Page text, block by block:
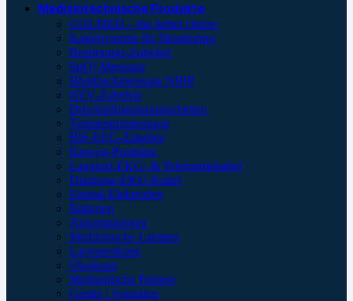
Medizintechnische Produkte
GOLMED – the better choice
Kabelsysteme für Monitoring
Beatmungs-Zubehör
SpO²-Messung
Blutdruckmessung NIBP
HZV-Zubehör
Druckinfusionsmanschetten
Temperaturmessung
BIS-EEG-Zubehör
Einweg-Produkte
Langzeit-EKG- & Telemetriekabel
Diagnose-EKG-Kabel
Einmal-Elektroden
Batterien
Akkumulatoren
Medizinische Lampen
Laryngoskope
Otoskope
Medizinische Papiere
Geräte / Sonstiges